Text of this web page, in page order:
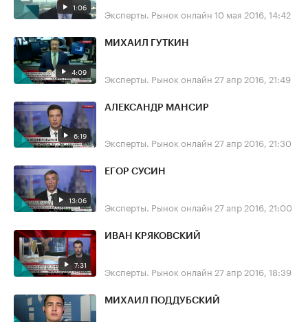
1:06 Эксперты. Рынок онлайн 10 мая 2016, 14:42
4:09
МИХАИЛ ГУТКИН
Эксперты. Рынок онлайн 27 апр 2016, 21:49
6:19
АЛЕКСАНДР МАНСИР
Эксперты. Рынок онлайн 27 апр 2016, 21:30
13:06
ЕГОР СУСИН
Эксперты. Рынок онлайн 27 апр 2016, 21:00
7:31
ИВАН КРЯКОВСКИЙ
Эксперты. Рынок онлайн 27 апр 2016, 18:39
МИХАИЛ ПОДДУБСКИЙ